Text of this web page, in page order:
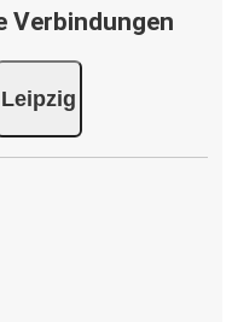
Verbindungen
Leipzig